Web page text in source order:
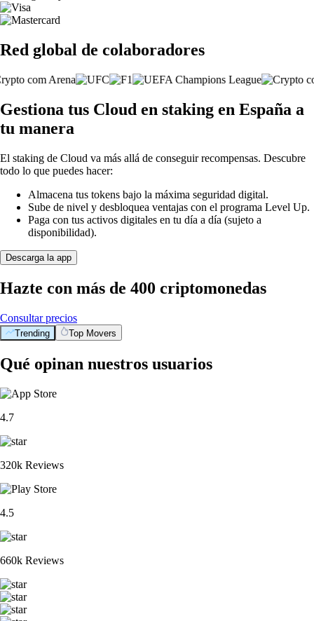
Red global de colaboradores
Gestiona tus Cloud en staking en España a
tu manera
El staking de Cloud va más allá de conseguir recompensas. Descubre
todo lo que puedes hacer:
Almacena tus tokens bajo la máxima seguridad digital.
Sube de nivel y desbloquea ventajas con el programa Level Up.
Paga con tus activos digitales en tu día a día (sujeto a
disponibilidad).
Descarga la app
Hazte con más de 400 criptomonedas
Consultar precios
Trending Top Movers
Qué opinan nuestros usuarios
4.7
320k Reviews
4.5
660k Reviews